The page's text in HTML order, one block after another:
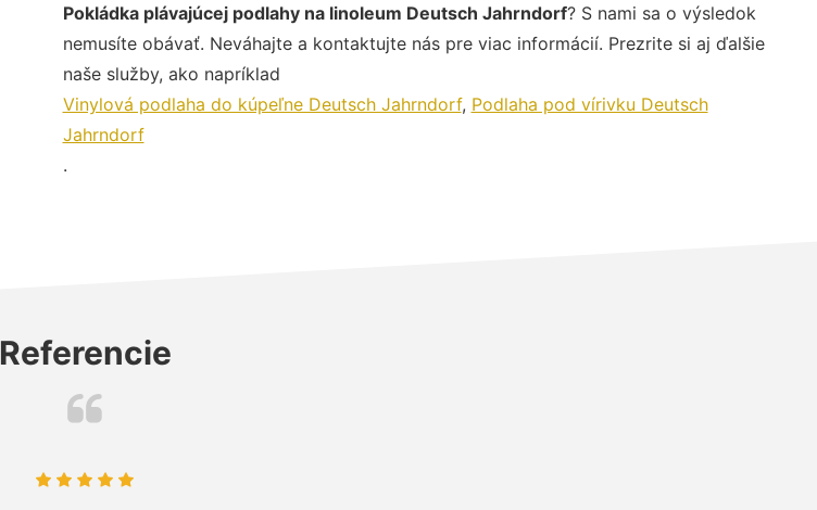
Pokládka plávajúcej podlahy na linoleum Deutsch Jahrndorf? S nami sa o výsledok
nemusíte obávať. Neváhajte a kontaktujte nás pre viac informácií. Prezrite si aj ďalšie
naše služby, ako napríklad
Vinylová podlaha do kúpeľne Deutsch Jahrndorf, Podlaha pod vírivku Deutsch
Jahrndorf
.
Referencie